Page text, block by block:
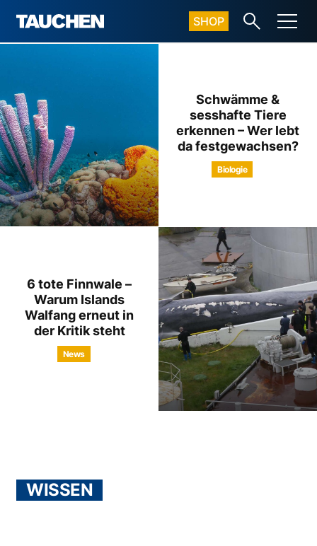
SHOP
Schwämme &
sesshafte Tiere
erkennen – Wer lebt
da festgewachsen?
Biologie
6 tote Finnwale –
Warum Islands
Walfang erneut in
der Kritik steht
News
WISSEN